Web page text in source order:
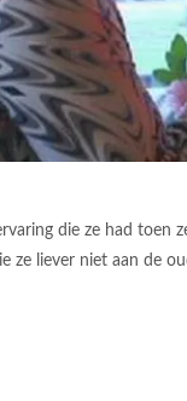
die ze had toen
ze liever niet aan de